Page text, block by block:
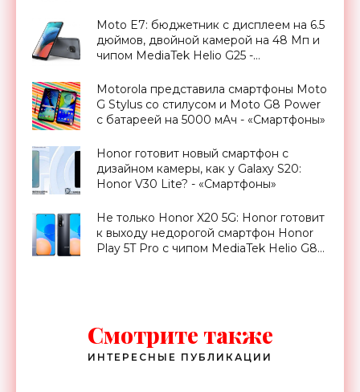
Moto E7: бюджетник с дисплеем на 6.5
дюймов, двойной камерой на 48 Мп и
чипом MediaTek Helio G25 -
Motorola представила смартфоны Moto
G Stylus со стилусом и Moto G8 Power
с батареей на 5000 мАч - «Смартфоны»
Honor готовит новый смартфон с
дизайном камеры, как у Galaxy S20:
Honor V30 Lite? - «Смартфоны»
Не только Honor X20 5G: Honor готовит
к выходу недорогой смартфон Honor
Play 5T Pro с чипом MediaTek Helio G80
Смотрите также
ИНТЕРЕСНЫЕ ПУБЛИКАЦИИ